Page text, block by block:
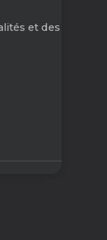
et des